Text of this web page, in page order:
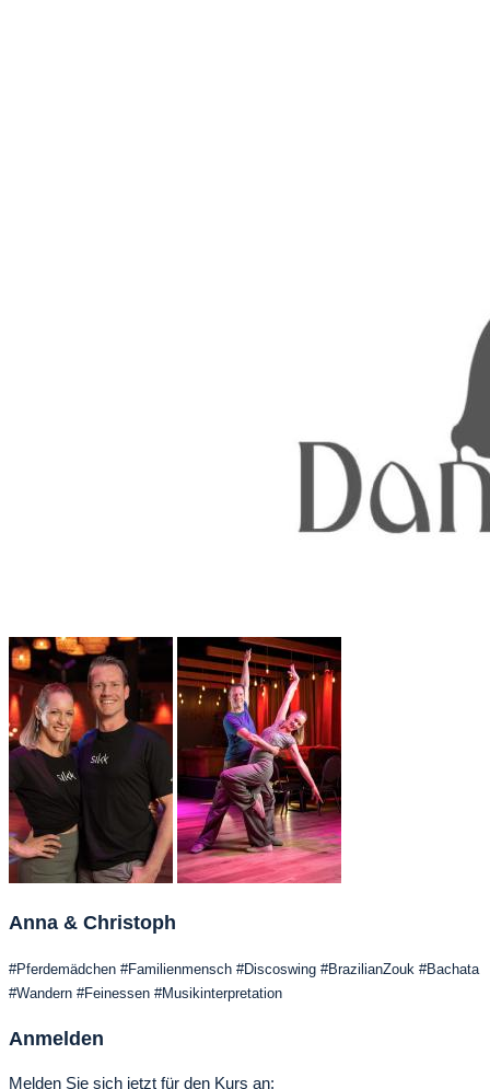
Anna & Christoph
#Pferdemädchen #Familienmensch #Discoswing #BrazilianZouk #Bachata
#Wandern #Feinessen #Musikinterpretation
Anmelden
Melden Sie sich jetzt für den Kurs an: